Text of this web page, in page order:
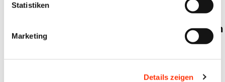
Statistiken
Marketing
Details zeigen
Sozialpolitik
2026 –
Arbeitskampf
Tarifverhandlungen
Druckindustrie
vertagt